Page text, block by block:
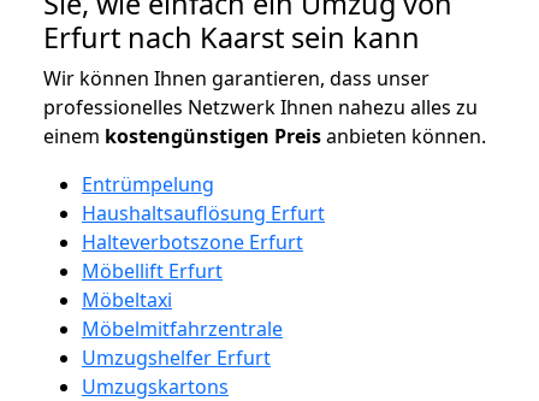
Erfurt nach Kaarst sein kann
Wir können Ihnen garantieren, dass unser
professionelles Netzwerk Ihnen nahezu alles zu
einem kostengünstigen Preisanbieten können.
Entrümpelung
Haushaltsauflösung Erfurt
Halteverbotszone Erfurt
Möbellift Erfurt
Möbeltaxi
Möbelmitfahrzentrale
Umzugshelfer Erfurt
Umzugskartons